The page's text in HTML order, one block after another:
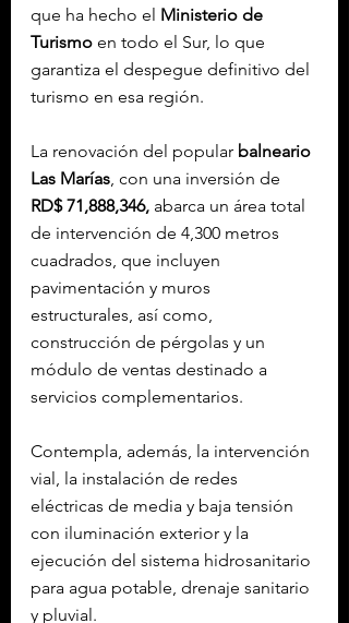
que ha hecho el Ministerio de
Turismo en todo el Sur, lo que
garantiza el despegue definitivo del
turismo en esa región.
La renovación del popular balneario
Las Marías, con una inversión de
RD$ 71,888,346, abarca un área total
de intervención de 4,300 metros
cuadrados, que incluyen
pavimentación y muros
estructurales, así como,
construcción de pérgolas y un
módulo de ventas destinado a
servicios complementarios.
Contempla, además, la intervención
vial, la instalación de redes
eléctricas de media y baja tensión
con iluminación exterior y la
ejecución del sistema hidrosanitario
para agua potable, drenaje sanitario
y pluvial.